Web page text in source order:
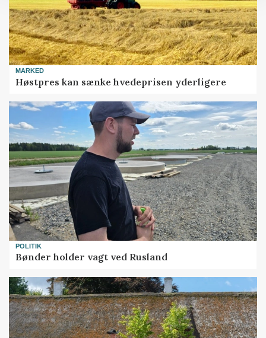
MARKED
Høstpres kan sænke hvedeprisen yderligere
POLITIK
Bønder holder vagt ved Rusland